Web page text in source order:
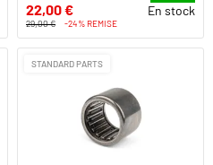
22,00 € En stock
29,00 € -24% REMISE
STANDARD PARTS